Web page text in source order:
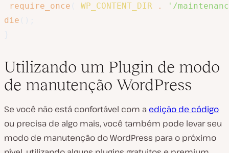
require_once
WP_CONTENT_DIR .
'/
die
Utilizando um Plugin de modo
de manutenção WordPress
Se você não está confortável com a edição de código
ou precisa de algo mais, você também pode levar seu
modo de manutenção do WordPress para o próximo